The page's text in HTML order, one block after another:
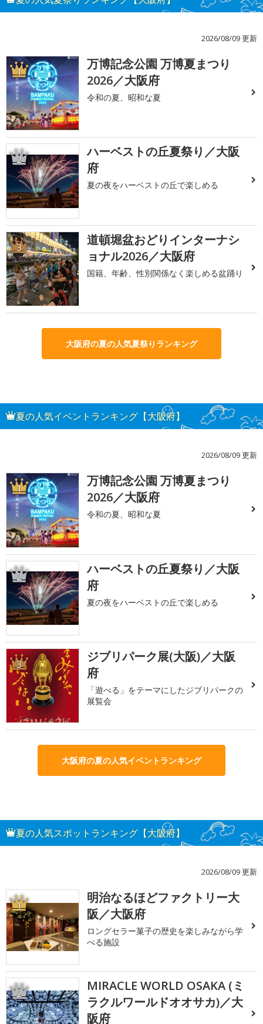
2026/08/09 更新
1
万博記念公園 万博夏まつり
2026／大阪府
令和の夏、昭和な夏
2
ハーベストの丘夏祭り／大阪
府
夏の夜をハーベストの丘で楽しめる
3
道頓堀盆おどりインターナシ
ョナル2026／大阪府
国籍、年齢、性別関係なく楽しめる盆踊り
大阪府の夏の人気夏祭りランキング
夏の人気イベントランキング【大阪府】
2026/08/09 更新
1
万博記念公園 万博夏まつり
2026／大阪府
令和の夏、昭和な夏
2
ハーベストの丘夏祭り／大阪
府
夏の夜をハーベストの丘で楽しめる
3
ジブリパーク展(大阪)／大阪
府
「遊べる」をテーマにしたジブリパークの
展覧会
大阪府の夏の人気イベントランキング
夏の人気スポットランキング【大阪府】
2026/08/09 更新
1
明治なるほどファクトリー大
阪／大阪府
ロングセラー菓子の歴史を楽しみながら学
べる施設
2
MIRACLE WORLD OSAKA (ミ
ラクルワールドオオサカ)／大
阪府